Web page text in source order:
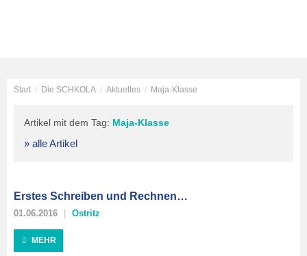
Start / Die SCHKOLA / Aktuelles / Maja-Klasse
Artikel mit dem Tag: Maja-Klasse
» alle Artikel
Erstes Schreiben und Rechnen…
01.06.2016 Ostritz
MEHR